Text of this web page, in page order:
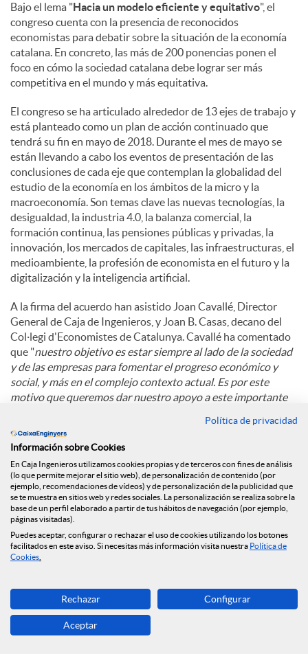
Bajo el lema "Hacia un modelo eficiente y equitativo", el
congreso cuenta con la presencia de reconocidos
economistas para debatir sobre la situación de la economía
catalana. En concreto, las más de 200 ponencias ponen el
foco en cómo la sociedad catalana debe lograr ser más
competitiva en el mundo y más equitativa.
El congreso se ha articulado alrededor de 13 ejes de trabajo y
está planteado como un plan de acción continuado que
tendrá su fin en mayo de 2018. Durante el mes de mayo se
están llevando a cabo los eventos de presentación de las
conclusiones de cada eje que contemplan la globalidad del
estudio de la economía en los ámbitos de la micro y la
macroeconomía. Son temas clave las nuevas tecnologías, la
desigualdad, la industria 4.0, la balanza comercial, la
formación continua, las pensiones públicas y privadas, la
innovación, los mercados de capitales, las infraestructuras, el
medioambiente, la profesión de economista en el futuro y la
digitalización y la inteligencia artificial.
A la firma del acuerdo han asistido Joan Cavallé, Director
General de Caja de Ingenieros, y Joan B. Casas, decano del
Col·legi d'Economistes de Catalunya. Cavallé ha comentado
que "nuestro objetivo es estar siempre al lado de la sociedad
y de las empresas para fomentar el progreso económico y
social, y más en el complejo contexto actual. Es por este
motivo que queremos dar nuestro apoyo a este importante
empresarial y económico de Cataluña"
C
o
m
p
Noticias relacionadas
Caja Ingenieros refuerza su compromiso con la
economía social con su incorporación al Grupo
Clade
Caja Ingenieros refuerza su presencia en Madrid
Política de privacidad
Información sobre Cookies
En Caja Ingenieros utilizamos cookies propias y de terceros con fines de análisis
(lo que permite mejorar el sitio web), de personalización de contenido (por
ejemplo, recomendaciones de vídeos) y de personalización de la publicidad que
se te muestra en sitios web y redes sociales. La personalización se realiza sobre la
base de un perfil elaborado a partir de tus hábitos de navegación (por ejemplo,
páginas visitadas).
Puedes aceptar, configurar o rechazar el uso de cookies utilizando los botones
facilitados en este aviso. Si necesitas más información visita nuestra Política de
Cookies
Rechazar Configurar
Aceptar